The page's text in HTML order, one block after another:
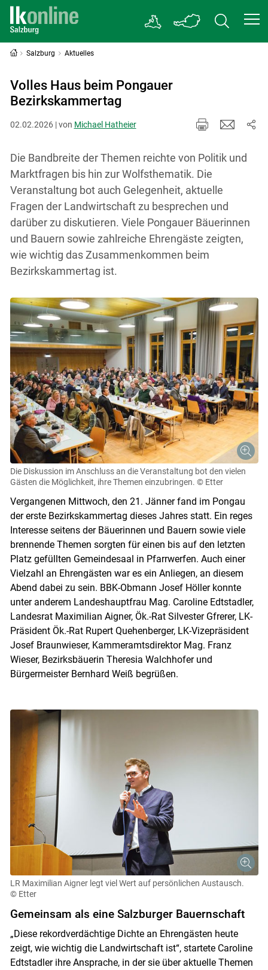
Skip to main content
Salzburg Aktuelles
Volles Haus beim Pongauer
Bezirkskammertag
02.02.2026 | von Michael Hatheier
Die Bandbreite der Themen reichte von Politik und
Marktfragen bis hin zur Wolfsthematik. Die
Veranstaltung bot auch Gelegenheit, aktuelle
Fragen der Landwirtschaft zu besprechen und
darüber zu diskutieren. Viele Pongauer Bäuerinnen
und Bauern sowie zahlreiche Ehrengäste zeigten,
wie wichtig das Zusammenkommen beim
Bezirkskammertag ist.
Die Diskussion im Anschluss an die Veranstaltung bot den vielen
Gästen die Möglichkeit, ihre Themen einzubringen. © Etter
Vergangenen Mittwoch, den 21. Jänner fand im Pongau
der erste Bezirkskammertag dieses Jahres statt. Ein reges
Interesse seitens der Bäuerinnen und Bauern sowie viele
brennende Themen sorgten für einen bis auf den letzten
Platz gefüllten Gemeindesaal in Pfarrwerfen. Auch einer
Vielzahl an Ehrengästen war es ein Anliegen, an diesem
Abend dabei zu sein. BBK-Obmann Josef Höller konnte
unter anderem Landeshauptfrau Mag. Caroline Edtstadler,
Landesrat Maximilian Aigner, Ök.-Rat Silvester Gfrerer, LK-
Präsident Ök.-Rat Rupert Quehenberger, LK-Vizepräsident
Josef Braunwieser, Kammeramtsdirektor Mag. Franz
Wieser, Bezirksbäuerin Theresia Walchhofer und
Bürgermeister Bernhard Weiß begrüßen.
LR Maximilian Aigner legt viel Wert auf persönlichen Austausch.
© Etter
Gemeinsam als eine Salzburger Bauernschaft
„Diese rekordverdächtige Dichte an Ehrengästen heute
zeigt, wie wichtig die Landwirtschaft ist“, startete Caroline
Edtstadler ihre Ansprache, in der sie über aktuelle Themen